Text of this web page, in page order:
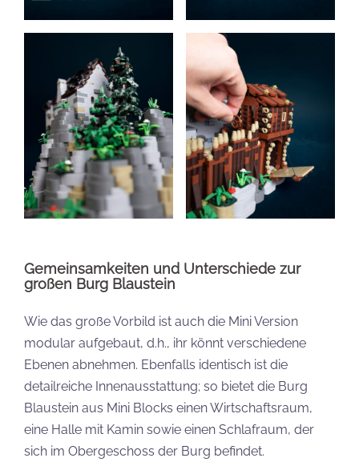
Gemeinsamkeiten und Unterschiede zur
großen Burg Blaustein
Wie das große Vorbild ist auch die Mini Version
modular aufgebaut, d.h., ihr könnt verschiedene
Ebenen abnehmen. Ebenfalls identisch ist die
detailreiche Innenausstattung; so bietet die Burg
Blaustein aus Mini Blocks einen Wirtschaftsraum,
eine Halle mit Kamin sowie einen Schlafraum, der
sich im Obergeschoss der Burg befindet.